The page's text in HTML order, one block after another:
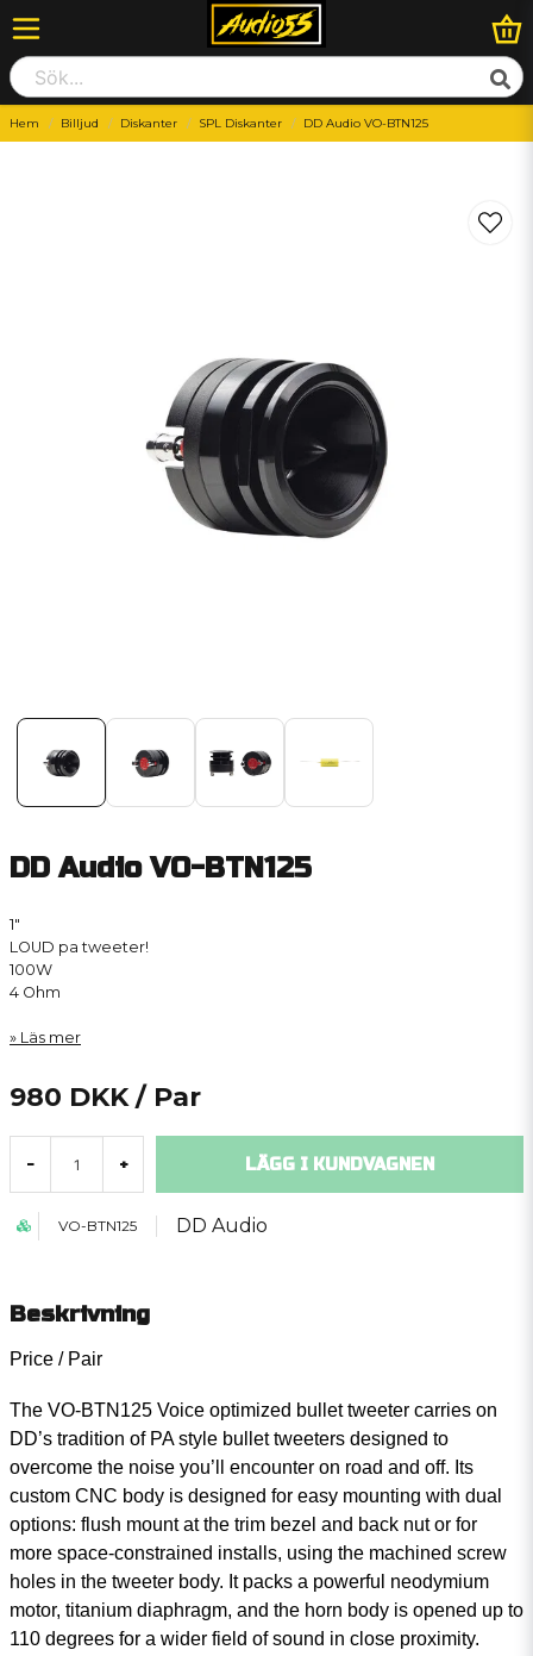
Hem Billjud Diskanter SPL Diskanter DD Audio VO-BTN125
DD Audio VO-BTN125
1″
LOUD pa tweeter!
100W
4 Ohm
Läs mer
980 DKK / Par
- + LÄGG I KUNDVAGNEN
VO-BTN125 DD Audio
Beskrivning
Price / Pair
The VO-BTN125 Voice optimized bullet tweeter carries on
DD’s tradition of PA style bullet tweeters designed to
overcome the noise you’ll encounter on road and off. Its
custom CNC body is designed for easy mounting with dual
options: flush mount at the trim bezel and back nut or for
more space-constrained installs, using the machined screw
holes in the tweeter body. It packs a powerful neodymium
motor, titanium diaphragm, and the horn body is opened up to
110 degrees for a wider field of sound in close proximity.